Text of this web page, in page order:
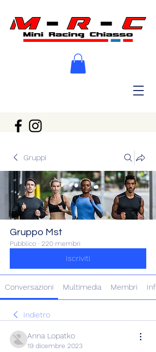
Gruppi
Gruppo Mst
Pubblico · 220 membri
Iscriviti
Conversazioni Multimedia Membri Info
Indietro
Anna Lopatko
19 dicembre 2023